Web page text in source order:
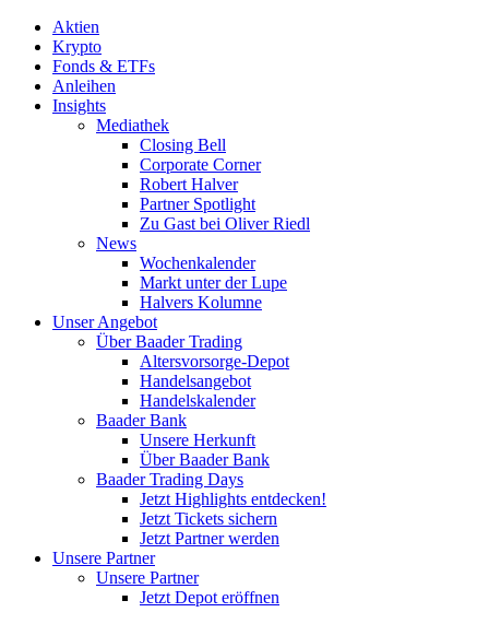
Aktien
Krypto
Fonds & ETFs
Anleihen
Insights
Mediathek
Closing Bell
Corporate Corner
Robert Halver
Partner Spotlight
Zu Gast bei Oliver Riedl
News
Wochenkalender
Markt unter der Lupe
Halvers Kolumne
Unser Angebot
Über Baader Trading
Altersvorsorge-Depot
Handelsangebot
Handelskalender
Baader Bank
Unsere Herkunft
Über Baader Bank
Baader Trading Days
Jetzt Highlights entdecken!
Jetzt Tickets sichern
Jetzt Partner werden
Unsere Partner
Unsere Partner
Jetzt Depot eröffnen